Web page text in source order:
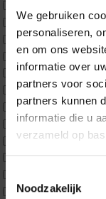
We gebruiken
personaliseren,
en om ons
informatie over
partners voor
partners kunnen
informatie die u
verzameld op
Toestemmingsselectie
Noodzakelijk
2x p650 1pers
Custom
ErkendMatras 1
ErkendMatras 2
ErkendMatras
Matrassen
Matrastopper
p350 twijfelaar